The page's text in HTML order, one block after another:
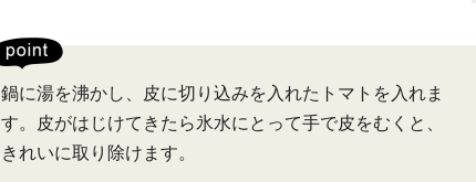
鍋に湯を沸かし、皮に切り込みを入れたトマトを入れま
す。皮がはじけてきたら氷水にとって手で皮をむくと、
きれいに取り除けます。